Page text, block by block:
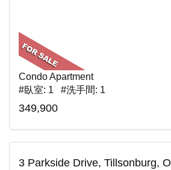
Condo Apartment
#臥室: 1 #洗手間: 1
349,900
3 Parkside Drive, Tillsonburg,